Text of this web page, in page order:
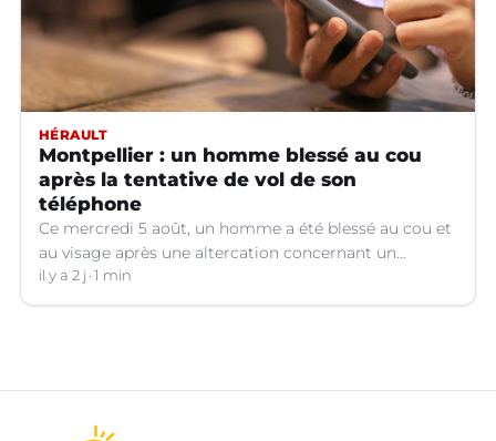
HÉRAULT
Montpellier : un homme blessé au cou
après la tentative de vol de son
téléphone
Ce mercredi 5 août, un homme a été blessé au cou et
au visage après une altercation concernant un
téléphone portable à Montpellier (Hérault).
il y a 2 j 1 min